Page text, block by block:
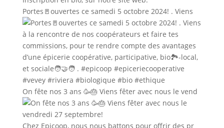
Portes🚪ouvertes ce samedi 5 octobre 2024! . Viens
On fête nos 3 ans 🥳🎂 Viens fêter avec nous le vend
Chez Epicoop, nous nous battons pour offrir des pr